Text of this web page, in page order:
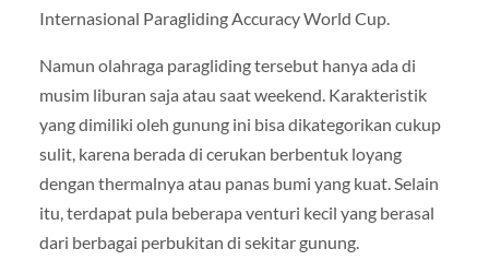
Internasional Paragliding Accuracy World Cup.
Namun olahraga paragliding tersebut hanya ada di
musim liburan saja atau saat weekend. Karakteristik
yang dimiliki oleh gunung ini bisa dikategorikan cukup
sulit, karena berada di cerukan berbentuk loyang
dengan thermalnya atau panas bumi yang kuat. Selain
itu, terdapat pula beberapa venturi kecil yang berasal
dari berbagai perbukitan di sekitar gunung.